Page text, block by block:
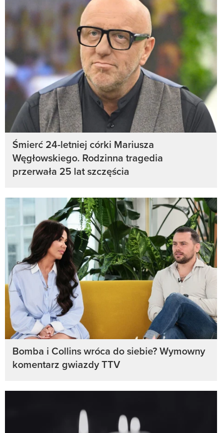
Śmierć 24-letniej córki Mariusza
Węgłowskiego. Rodzinna tragedia
przerwała 25 lat szczęścia
Bomba i Collins wróca do siebie? Wymowny
komentarz gwiazdy TTV